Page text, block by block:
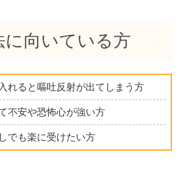
に向いている⽅
れると嘔吐反射が出てしまう⽅
不安や恐怖⼼が強い⽅
でも楽に受けたい⽅